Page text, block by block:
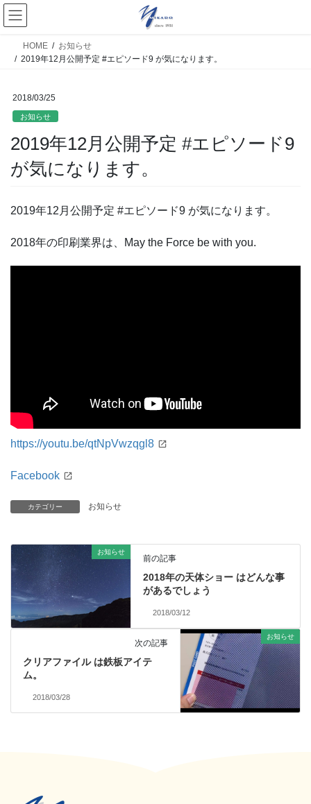
HOME
お知らせ
2019年12月公開予定 #エピソード9 が気になります。
2018/03/25
お知らせ
2019年12月公開予定 #エピソード9
が気になります。
2019年12月公開予定 #エピソード9 が気になります。
2018年の印刷業界は、May the Force be with you.
https://youtu.be/qtNpVwzqgl8
Facebook
カテゴリー お知らせ
お知らせ
前の記事
2018年の天体ショー はどんな事
があるでしょう
2018/03/12
お知らせ
次の記事
クリアファイル は鉄板アイテ
ム。
2018/03/28